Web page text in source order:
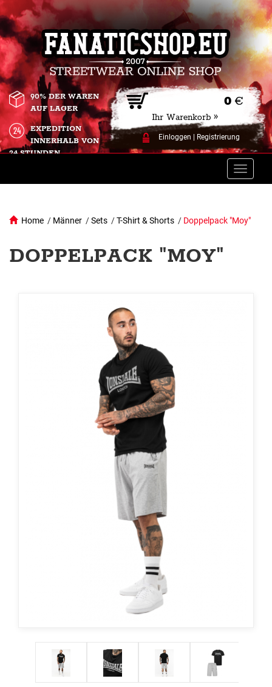
0 €
Ihr Warenkorb »
Einloggen Registrierung
90% DER WAREN
AUF LAGER
EXPEDITION
INNERHALB VON
24 STUNDEN.
Toggle
Home / Männer /Sets /T-Shirt & Shorts / Doppelpack "Moy"
DOPPELPACK "MOY"